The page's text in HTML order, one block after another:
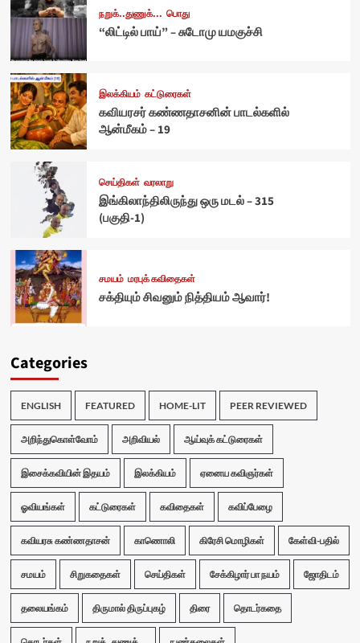
நறுக்..துணுக்... பொது
“லிட்டில் பாய்” – சுடோமு யமகுச்சி
இலக்கியம் கட்டுரைகள்
கவியரசர் கண்ணதாசனின் பாடல்களில்
ஆன்மீகம் – 19
செய்திகள் வரலாறு
இங்கிலாந்திலிருந்து ஒரு மடல் – 315
(பகுதி-1)
சமயம் மரபுக் கவிதைகள்
சக்தியும் சிவனும் நித்தியம் ஆவார்!
Categories
ENGLISH FEATURED HOME-LIT PEER REVIEWED
அறிந்துகொள்வோம் அறிவியல் ஆய்வுக் கட்டுரைகள்
இசைக்கவியின் இதயம் இலக்கியம் ஏனைய கவிஞர்கள்
ஓவியங்கள் கட்டுரைகள் கவிதைகள் கவிப்பேழை
கவியரசு கண்ணதாசன் காணொலி கிரேசி மொழிகள் கேள்வி-பதில்
சமயம் சிறுகதைகள் செய்திகள் சேக்கிழார் பா நயம் ஜோதிடம்
தலையங்கம் திருமால் திருப்புகழ் திரை தொடர்கதை